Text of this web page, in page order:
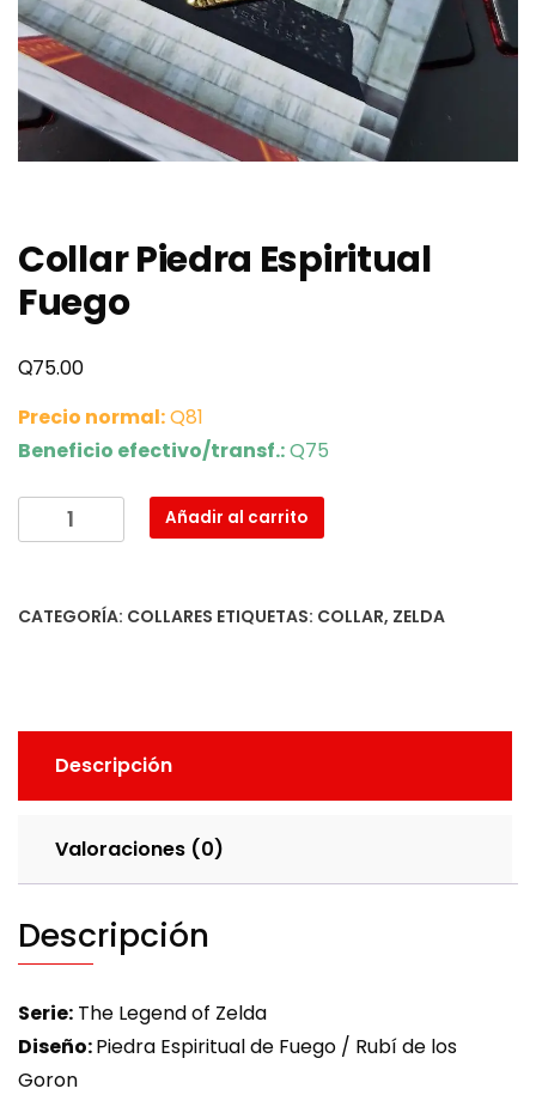
Collar Piedra Espiritual
Fuego
Q75.00
Precio normal:Q81
Beneficio efectivo/transf.:Q75
Collar
Piedra
cantidad
Añadir al carrito
CATEGORÍA: COLLARES ETIQUETAS: COLLAR, ZELDA
Descripción
Valoraciones (0)
Descripción
Serie: The Legend of Zelda
Diseño:Piedra Espiritual de Fuego / Rubí de los
Goron